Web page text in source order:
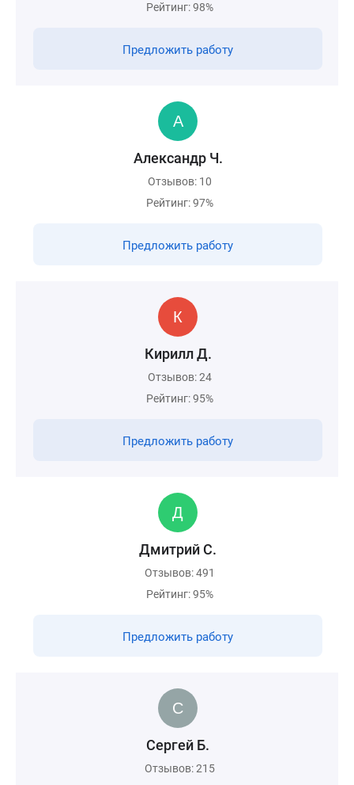
Рейтинг: 98%
Предложить работу
Александр Ч.
Отзывов: 10
Рейтинг: 97%
Предложить работу
Кирилл Д.
Отзывов: 24
Рейтинг: 95%
Предложить работу
Дмитрий С.
Отзывов: 491
Рейтинг: 95%
Предложить работу
Сергей Б.
Отзывов: 215